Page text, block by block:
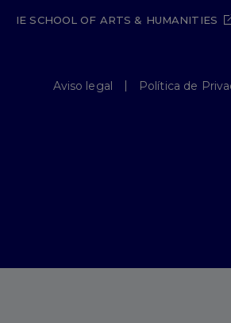
IE SCHOOL OF ARTS & HUMANITIES
Aviso legal Política de